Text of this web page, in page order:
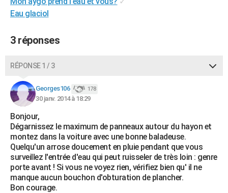
BONS PLANS
Carte de Noël
Carte Bonne année
Carte Saint-Valentin
Carte Pâques
Carte d'anniversaire
DICTIONNAIRE
Dictionnaire
Biographies
Citations
Expressions
Proverbes
PROGRAMME TV
COPAINS D'AVANT
S'inscrire
Se connecter
Lycées
Collèges
Primaires
Universités
Entreprises
Service militaire
Avis de recherche
AVIS DE DÉCÈS
FORUM
Bricolage
Lifestyle
Culture
Sport
Auto
Television
Voyage
Cinema
Eau glaciol
3 réponses
RÉPONSE 1 / 3
Georges106 178
30 janv. 2014 à 18:29
Bonjour,
Dégarnissez le maximum de panneaux autour du hayon et
montez dans la voiture avec une bonne baladeuse.
Quelqu'un arrose doucement en pluie pendant que vous
surveillez l'entrée d'eau qui peut ruisseler de très loin : genre
porte avant ! Si vous ne voyez rien, vérifiez bien qu' il ne
manque aucun bouchon d'obturation de plancher.
Bon courage.